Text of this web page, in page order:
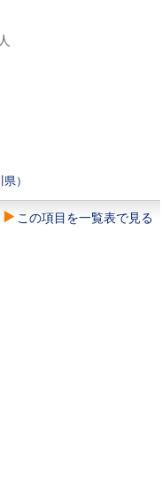
）
この項目を一覧表で見る